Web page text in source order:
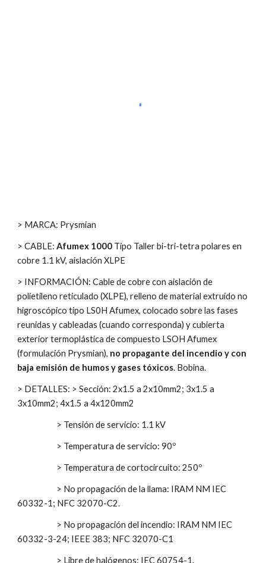
> MARCA: Prysmian
> CABLE:Afumex 1000 Tipo Taller bi-tri-tetra polares en
cobre 1.1 kV, aislación XLPE
> INFORMACIÓN: Cable de cobre con aislación de
polietileno reticulado (XLPE), relleno de material extruído no
higroscópico tipo LS0H Afumex, colocado sobre las fases
reunidas y cableadas (cuando corresponda) y cubierta
exterior termoplástica de compuesto LSOH Afumex
(formulación Prysmian), no propagante del incendio y con
baja emisión de humos y gases tóxicos. Bobina.
> DETALLES: > Sección: 2x1.5 a 2x10mm2; 3x1.5 a
3x10mm2; 4x1.5 a 4x120mm2
> Tensión de servicio: 1.1 kV
> Temperatura de servicio: 90º
> Temperatura de cortocircuito: 250º
> No propagación de la llama: IRAM NM IEC
60332-1; NFC 32070-C2.
> No propagación del incendio: IRAM NM IEC
60332-3-24; IEEE 383; NFC 32070-C1
> Libre de halógenos: IEC 60754-1.